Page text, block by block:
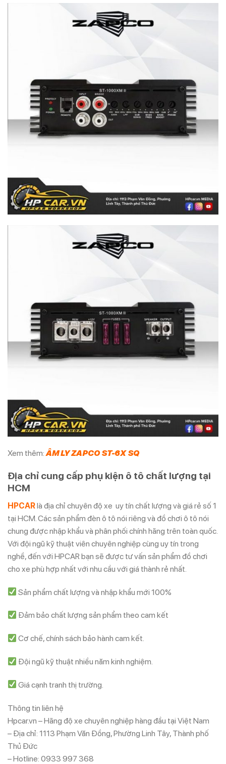
Xem thêm:ÂM LY ZAPCO ST-6X SQ
Địa chỉ cung cấp phụ kiện ô tô chất lượng tại
HCM
HPCARlà địa chỉ chuyên độ xe uy tín chất lượng và giá rẻ số 1
tại HCM. Các sản phẩm đèn ô tô nói riêng và đồ chơi ô tô nói
chung được nhập khẩu và phân phối chính hãng trên toàn quốc.
Với đội ngũ kỹ thuật viên chuyên nghiệp cùng uy tín trong
nghề, đến với HPCAR bạn sẽ được tư vấn sản phẩm đồ chơi
cho xe phù hợp nhất với nhu cầu với giá thành rẻ nhất.
Sản phẩm chất lượng và nhập khẩu mới 100%
Đảm bảo chất lượng sản phẩm theo cam kết
Cơ chế, chính sách bảo hành cam kết.
Đội ngũ kỹ thuật nhiều năm kinh nghiệm.
Giá cạnh tranh thị trường.
Thông tin liên hệ
Hpcar.vn – Hãng độ xe chuyên nghiệp hàng đầu tại Việt Nam
– Địa chỉ: 1113 Phạm Văn Đồng, Phường Linh Tây, Thành phố
Thủ Đức
– Hotline: 0933 997 368